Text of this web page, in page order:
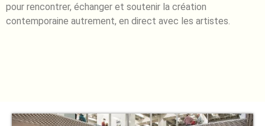
pour rencontrer, échanger et soutenir la création
contemporaine autrement, en direct avec les artistes.